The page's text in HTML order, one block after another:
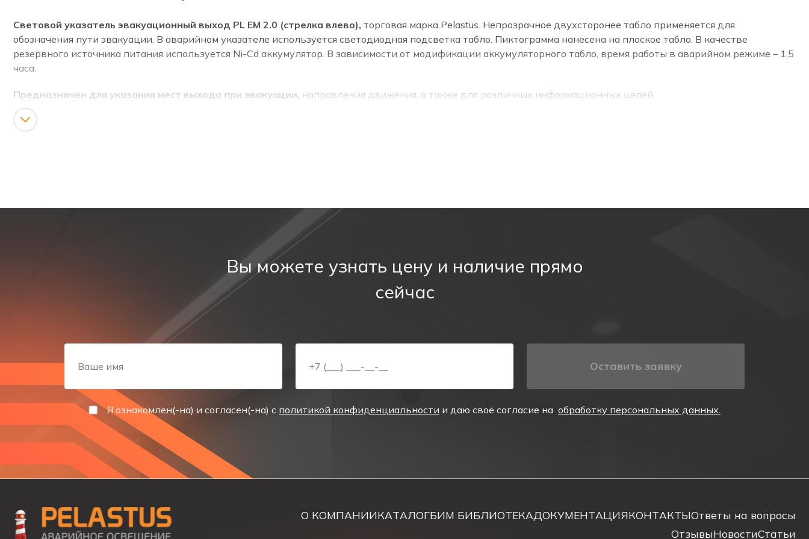
Световой указатель эвакуационный выход PL EM 2.0 (стрелка влево), торговая марка Pelastus. Непрозрачное двухсторонее табло применяется для
обозначения пути эвакуации. В аварийном указателе используется светодиодная подсветка табло. Пиктограмма нанесена на плоское табло. В качестве
резервного источника питания используется Ni-Cd аккумулятор. В зависимости от модификации аккумуляторного табло, время работы в аварийном режиме – 1,5
часа.
Предназначен для указания мест выхода при эвакуации, направления движения, а также для различных информационных целей.
Соответствует ГОСТ Р МЭК 60598-1, ГОСТ Р МЭК 60598-2-22.
Светодиодный аварийный указатель, аварийный указатель выхода.
Световой указатель эвакуационный выход (стрелка влево) состоит из алюминиевого корпуса и табло из акрилового стекла. В корпусе установлена
светодиодная подсветка. Потребляемая мощность светильника - 5W. Стрелка, направленная влево, показывает движение эвакуации.
Для обеспечения работы в автономном режиме, светодиодный указатель имеет собственную никель-кадмиевую (Ni-Cd) аккумуляторную батарею.
Эвакуационный указатель поставляется в модификациях с разным временем работы в автономном режиме – 1,5 часа. Аккумуляторное табло имеет зарядное
Для контроля за состоянием работы сети, процессом заряда аккумулятора в указателе предусмотрены светодиодные индикаторы. Проверка исправности
осуществляется с помощью ручной кнопки «Тест».
СПОСОБ УСТАНОВКИ
Светодиодный указатель эвакуационный выход предназначен для подвесного монтажа к потолку.
СФЕРА ПРИМЕНЕНИЯ
ТЕХНИЧЕСКИЕ ХАРАКТЕРИСТИКИ
Вы можете узнать цену и наличие прямо
сейчас
Оставить заявку
Я ознакомлен(-на) и согласен(-на) с политикой конфиденциальности и даю своё согласие на обработку персональных данных.
О КОМПАНИИКАТАЛОГБИМ БИБЛИОТЕКАДОКУМЕНТАЦИЯКОНТАКТЫОтветы на вопросы
ОтзывыНовостиСтатьи